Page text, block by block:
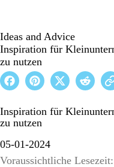
Ideas and Advice
Inspiration für
zu nutzen
Inspiration für
zu nutzen
05-01-2024
Voraussichtliche